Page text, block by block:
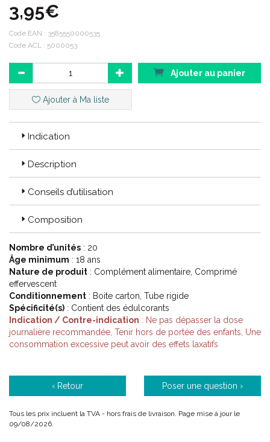
Conditionnement : 20 comprimés effervescents
Code ACL : 5000053
Code EAN : 3585550000535
3,95€
Code EAN : 3585550000535
Code ACL : 5000053
Ajouter au panier
Ajouter à Ma liste
Indication
Description
Conseils d’utilisation
Composition
Nombre d’unités : 20
Âge minimum : 18 ans
Nature de produit : Complément alimentaire, Comprimé
effervescent
Conditionnement : Boite carton, Tube rigide
Spécificité(s) : Contient des édulcorants
Indication / Contre-indication : Ne pas dépasser la dose
journalière recommandée, Tenir hors de portée des enfants, Une
consommation excessive peut avoir des effets laxatifs
‹ Retour Poser une question ›
Tous les prix incluent la TVA - hors frais de livraison. Page mise à jour le
09/08/2026.